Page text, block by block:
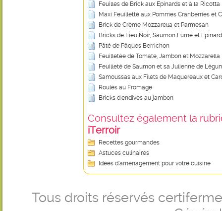
Feuilles de Brick aux Epinards et à la Ricotta
Maxi Feuilletté aux Pommes Cranberries et
Brick de Crème Mozzarella et Parmesan
Bricks de Lieu Noir, Saumon Fumé et
Pâté de Pâques Berrichon
Feuilletée de Tomate, Jambon et Mozzarella
Feuilleté de Saumon et sa Julienne de
Samoussas aux Filets de Maquereaux et
Roulés au Fromage
Bricks d'endives au jambon
Consultez également la
iTerroir
Recettes gourmandes
Astuces culinaires
Idées d’aménagement pour votre cuisine
Tous droits réservés